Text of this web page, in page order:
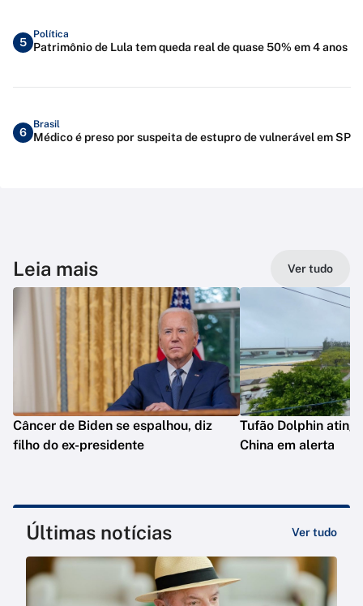
5
Política
Patrimônio de Lula tem queda real de quase 50% em 4 anos
6
Brasil
Médico é preso por suspeita de estupro de vulnerável em SP
Leia mais Ver tudo
Câncer de Biden se espalhou, diz
filho do ex-presidente
Tufão Dolphin
China em alerta
Últimas notícias Ver tudo